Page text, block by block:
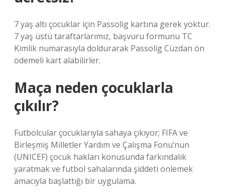
7 yaş altı çocuklar için Passolig kartına gerek yoktur.
7 yaş üstü taraftarlarımız, başvuru formunu TC
Kimlik numarasıyla doldurarak Passolig Cüzdan ön
ödemeli kart alabilirler.
Maça neden çocuklarla
çıkılır?
Futbolcular çocuklarıyla sahaya çıkıyor; FIFA ve
Birleşmiş Milletler Yardım ve Çalışma Fonu’nun
(UNICEF) çocuk hakları konusunda farkındalık
yaratmak ve futbol sahalarında şiddeti önlemek
amacıyla başlattığı bir uygulama.